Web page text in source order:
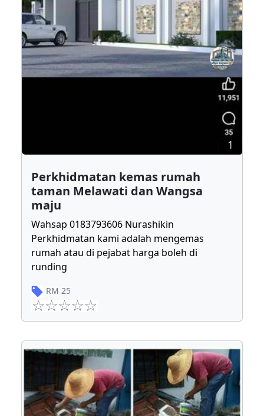
1
Perkhidmatan kemas rumah
taman Melawati dan Wangsa
maju
Wahsap 0183793606 Nurashikin
Perkhidmatan kami adalah mengemas
rumah atau di pejabat harga boleh di
runding
RM 25